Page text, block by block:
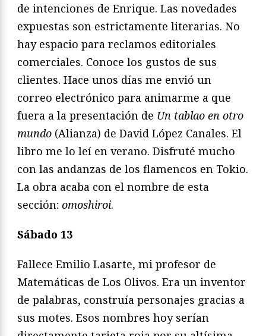
de intenciones de Enrique. Las novedades
expuestas son estrictamente literarias. No
hay espacio para reclamos editoriales
comerciales. Conoce los gustos de sus
clientes. Hace unos días me envió un
correo electrónico para animarme a que
fuera a la presentación de Un tablao en otro
mundo (Alianza) de David López Canales. El
libro me lo leí en verano. Disfruté mucho
con las andanzas de los flamencos en Tokio.
La obra acaba con el nombre de esta
sección: omoshiroi.
Sábado 13
Fallece Emilio Lasarte, mi profesor de
Matemáticas de Los Olivos. Era un inventor
de palabras, construía personajes gracias a
sus motes. Esos nombres hoy serían